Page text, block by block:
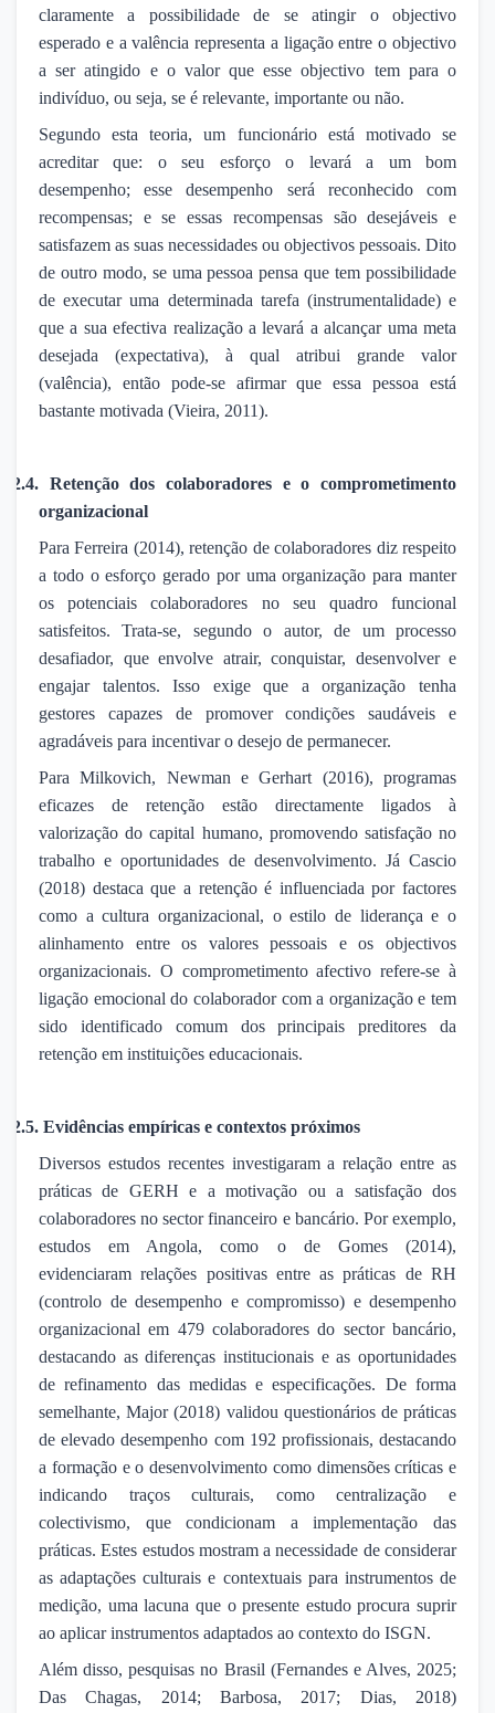
claramente a possibilidade de se atingir o objectivo
esperado e a valência representa a ligação entre o objectivo
a ser atingido e o valor que esse objectivo tem para o
indivíduo, ou seja, se é relevante, importante ou não.
Segundo esta teoria, um funcionário está motivado se
acreditar que: o seu esforço o levará a um bom
desempenho; esse desempenho será reconhecido com
recompensas; e se essas recompensas são desejáveis e
satisfazem as suas necessidades ou objectivos pessoais. Dito
de outro modo, se uma pessoa pensa que tem possibilidade
de executar uma determinada tarefa (instrumentalidade) e
que a sua efectiva realização a levará a alcançar uma meta
desejada (expectativa), à qual atribui grande valor
(valência), então pode-se afirmar que essa pessoa está
bastante motivada (Vieira, 2011).
2.4. Retenção dos colaboradores e o comprometimento
organizacional
Para Ferreira (2014), retenção de colaboradores diz respeito
a todo o esforço gerado por uma organização para manter
os potenciais colaboradores no seu quadro funcional
satisfeitos. Trata-se, segundo o autor, de um processo
desafiador, que envolve atrair, conquistar, desenvolver e
engajar talentos. Isso exige que a organização tenha
gestores capazes de promover condições saudáveis e
agradáveis para incentivar o desejo de permanecer.
Para Milkovich, Newman e Gerhart (2016), programas
eficazes de retenção estão directamente ligados à
valorização do capital humano, promovendo satisfação no
trabalho e oportunidades de desenvolvimento. Já Cascio
(2018) destaca que a retenção é influenciada por factores
como a cultura organizacional, o estilo de liderança e o
alinhamento entre os valores pessoais e os objectivos
organizacionais. O comprometimento afectivo refere-se à
ligação emocional do colaborador com a organização e tem
sido identificado comum dos principais preditores da
retenção em instituições educacionais.
2.5. Evidências empíricas e contextos próximos
Diversos estudos recentes investigaram a relação entre as
práticas de GERH e a motivação ou a satisfação dos
colaboradores no sector financeiro e bancário. Por exemplo,
estudos em Angola, como o de Gomes (2014),
evidenciaram relações positivas entre as práticas de RH
(controlo de desempenho e compromisso) e desempenho
organizacional em 479 colaboradores do sector bancário,
destacando as diferenças institucionais e as oportunidades
de refinamento das medidas e especificações. De forma
semelhante, Major (2018) validou questionários de práticas
de elevado desempenho com 192 profissionais, destacando
a formação e o desenvolvimento como dimensões críticas e
indicando traços culturais, como centralização e
colectivismo, que condicionam a implementação das
práticas. Estes estudos mostram a necessidade de considerar
as adaptações culturais e contextuais para instrumentos de
medição, uma lacuna que o presente estudo procura suprir
ao aplicar instrumentos adaptados ao contexto do ISGN.
Além disso, pesquisas no Brasil (Fernandes e Alves, 2025;
Das Chagas, 2014; Barbosa, 2017; Dias, 2018)